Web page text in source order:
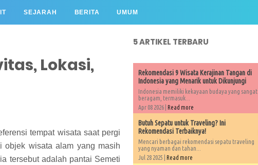
SEJARAH BERITA UMUM
Lokasi,
tempat wisata saat pergi
objek wisata alam yang masih
tersebut adalah pantai Semeti
5 ARTIKEL TERBARU
Rekomendasi 9 Wisata Kerajinan Tangan di
Indonesia yang Menarik untuk Dikunjungi
Indonesia memiliki kekayaan budaya yang sangat
beragam, termasuk...
Apr 08 2026 | Read more
Butuh Sepatu untuk Traveling? Ini
Rekomendasi Terbaiknya!
Mencari berbagai rekomendasi sepatu traveling
yang nyaman dan tahan...
Jul 28 2025 | Read more